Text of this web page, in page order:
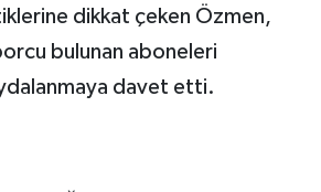
dikkat çeken Özmen,
bulunan aboneleri
davet etti.